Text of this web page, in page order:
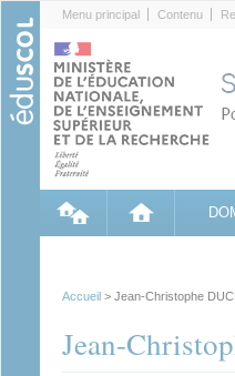
Menu principal Contenu
Accueil > Jean-Christophe
Jean-